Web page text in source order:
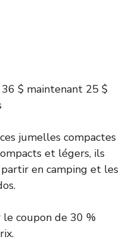
$ maintenant 25 $
jumelles compactes
et légers, ils
en camping et les
le coupon de 30 %